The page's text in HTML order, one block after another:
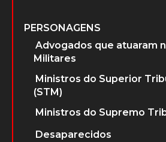
PERSONAGENS
Advogados que atuaram
Militares
Ministros do Superior
(STM)
Ministros do Supremo
Desaparecidos